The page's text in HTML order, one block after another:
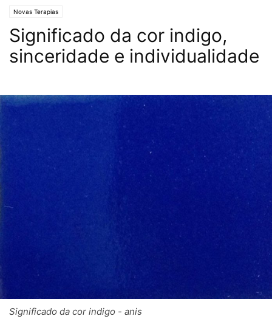
Novas Terapias
Significado da cor indigo,
sinceridade e individualidade
Significado da cor indigo - anis